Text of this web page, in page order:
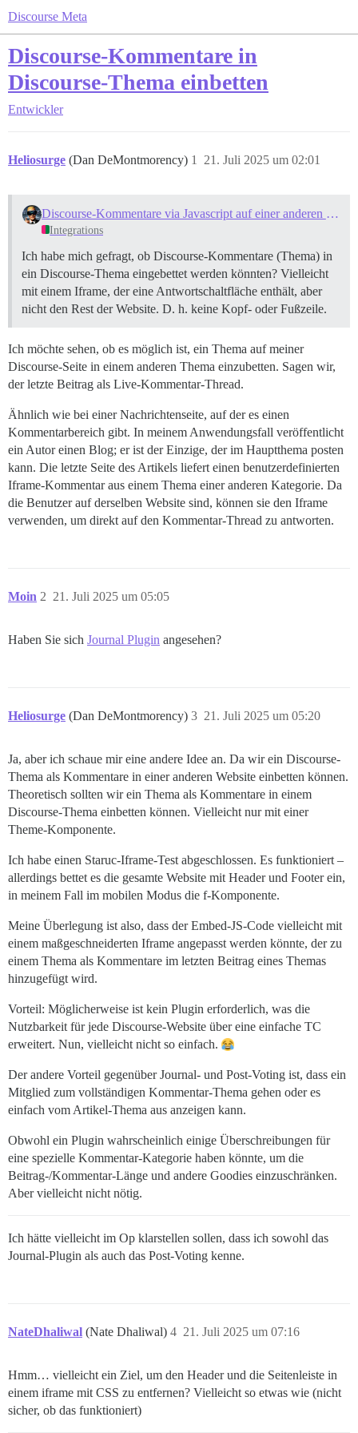
Discourse Meta
Discourse-Kommentare in
Discourse-Thema einbetten
Entwickler
Heliosurge (Dan DeMontmorency) 21. Juli 2025 um 02:01
1
Discourse-Kommentare via Javascript auf einer anderen Website einbetten
Integrations
Ich habe mich gefragt, ob Discourse-Kommentare (Thema) in
ein Discourse-Thema eingebettet werden könnten? Vielleicht
mit einem Iframe, der eine Antwortschaltfläche enthält, aber
nicht den Rest der Website. D. h. keine Kopf- oder Fußzeile.
Ich möchte sehen, ob es möglich ist, ein Thema auf meiner
Discourse-Seite in einem anderen Thema einzubetten. Sagen wir,
der letzte Beitrag als Live-Kommentar-Thread.
Ähnlich wie bei einer Nachrichtenseite, auf der es einen
Kommentarbereich gibt. In meinem Anwendungsfall veröffentlicht
ein Autor einen Blog; er ist der Einzige, der im Hauptthema posten
kann. Die letzte Seite des Artikels liefert einen benutzerdefinierten
Iframe-Kommentar aus einem Thema einer anderen Kategorie. Da
die Benutzer auf derselben Website sind, können sie den Iframe
verwenden, um direkt auf den Kommentar-Thread zu antworten.
Moin 21. Juli 2025 um 05:05
2
Haben Sie sich Journal Plugin angesehen?
Heliosurge (Dan DeMontmorency) 21. Juli 2025 um 05:20
3
Ja, aber ich schaue mir eine andere Idee an. Da wir ein Discourse-
Thema als Kommentare in einer anderen Website einbetten können.
Theoretisch sollten wir ein Thema als Kommentare in einem
Discourse-Thema einbetten können. Vielleicht nur mit einer
Theme-Komponente.
Ich habe einen Staruc-Iframe-Test abgeschlossen. Es funktioniert –
allerdings bettet es die gesamte Website mit Header und Footer ein,
in meinem Fall im mobilen Modus die f-Komponente.
Meine Überlegung ist also, dass der Embed-JS-Code vielleicht mit
einem maßgeschneiderten Iframe angepasst werden könnte, der zu
einem Thema als Kommentare im letzten Beitrag eines Themas
hinzugefügt wird.
Vorteil: Möglicherweise ist kein Plugin erforderlich, was die
Nutzbarkeit für jede Discourse-Website über eine einfache TC
erweitert. Nun, vielleicht nicht so einfach.
Der andere Vorteil gegenüber Journal- und Post-Voting ist, dass ein
Mitglied zum vollständigen Kommentar-Thema gehen oder es
einfach vom Artikel-Thema aus anzeigen kann.
Obwohl ein Plugin wahrscheinlich einige Überschreibungen für
eine spezielle Kommentar-Kategorie haben könnte, um die
Beitrag-/Kommentar-Länge und andere Goodies einzuschränken.
Aber vielleicht nicht nötig.
Ich hätte vielleicht im Op klarstellen sollen, dass ich sowohl das
Journal-Plugin als auch das Post-Voting kenne.
NateDhaliwal (Nate Dhaliwal) 21. Juli 2025 um 07:16
4
Hmm… vielleicht ein Ziel, um den Header und die Seitenleiste in
einem iframe mit CSS zu entfernen? Vielleicht so etwas wie (nicht
sicher, ob das funktioniert)